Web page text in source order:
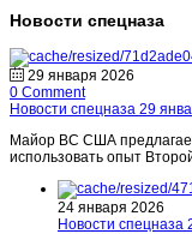
Новости спецназа
29 января 2026
0 Comment
Новости спецназа 29
Майор ВС США
использовать опыт Второй
24 января 2026
Новости спецназа